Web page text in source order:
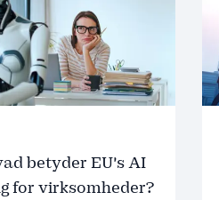
betyder EU's AI
for virksomheder?